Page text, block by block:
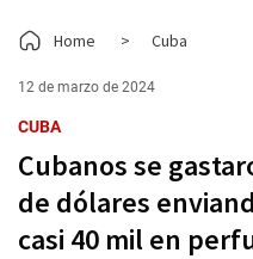
Home > Cuba
12 de marzo de 2024
CUBA
Cubanos se
de dólares
casi 40 mil en